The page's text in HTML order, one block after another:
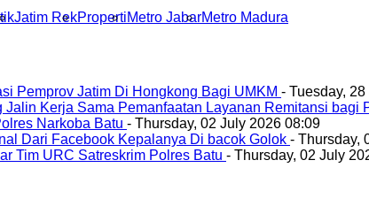
Jatim RekPropertiMetro JabarMetro Madura
Pemprov Jatim Di Hongkong Bagi UMKM - Tuesday,
Kerja Sama Pemanfaatan Layanan Remitansi bagi
Narkoba Batu - Thursday, 02 July 2026 08:09
Dari Facebook Kepalanya Di bacok Golok - Thursday,
Tim URC Satreskrim Polres Batu - Thursday, 02 July